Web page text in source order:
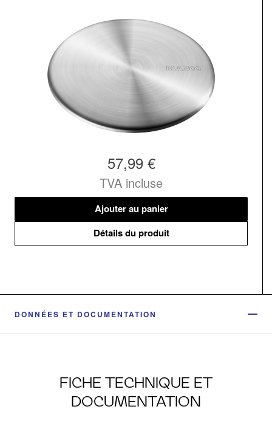
57,99 €
TVA incluse
Ajouter au panier
Détails du produit
DONNÉES ET DOCUMENTATION
FICHE TECHNIQUE ET
DOCUMENTATION